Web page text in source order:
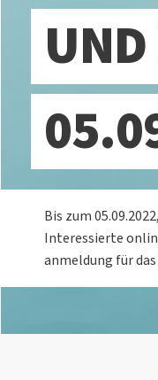
Bis zum
Interessierte
anmeldung für